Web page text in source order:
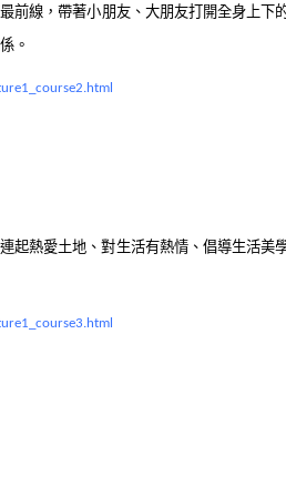
前線 ，帶著小朋友、大朋友打開全身上下
。
起熱愛土地、對生活有熱情、倡導生活美